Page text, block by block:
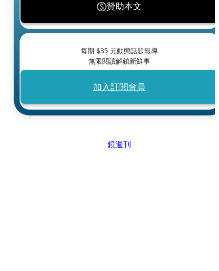
贊助本文
每期 $35 元動態話題報導
無限閱讀解鎖新鮮事
加入訂閱會員
鏡週刊